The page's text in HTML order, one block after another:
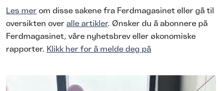
Les mer om disse sakene fra Ferdmagasinet eller gå til
oversikten over alle artikler. Ønsker du å abonnere på
Ferdmagasinet, våre nyhetsbrev eller økonomiske
rapporter. Klikk her for å melde deg på